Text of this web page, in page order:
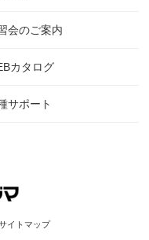
会のご案内
カタログ
サポート
イトマップ